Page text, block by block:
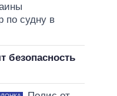
по судну в
безопасность